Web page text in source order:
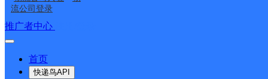
流公司登录
推广者中心
首页
快递鸟API
接口API
API接口 DEMO下载